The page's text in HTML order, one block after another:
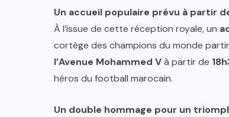
Un accueil populaire prévu à partir
À l’issue de cette réception royale, un
cortège des champions du monde
l’Avenue Mohammed Và partir de
héros du football marocain.
Un double hommage pour un